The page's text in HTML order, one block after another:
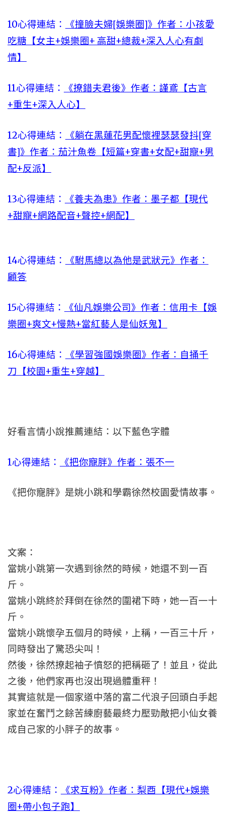
10心得連結：
《撞臉夫婦[娛樂圈]》作者：小孩愛
吃糖【女主+娛樂圈+ 高甜+總裁+深入人心有劇
情】
11心得連結：
《撩錯夫君後》作者：謹鳶【古言
+重生+深入人心】
12心得連結：
《躺在黑蓮花男配懷裡瑟瑟發抖[穿
書]》作者：茄汁魚卷【短篇+穿書+女配+甜寵+男
配+反派】
13心得連結：
《養夫為患》作者：墨子都【現代
+甜寵+網路配音+聲控+網配】
14心得連結：
《駙馬總以為他是武狀元》作者：
顧答
15心得連結：
《仙凡娛樂公司》作者：信用卡【娛
樂圈+爽文+慢熱+當紅藝人是仙妖鬼】
16心得連結：
《學習強國娛樂圈》作者：自捅千
刀【校園+重生+穿越】
好看言情小說推薦連結：以下藍色字體
1心得連結： 《把你寵胖》作者：張不一
《把你寵胖》是姚小跳和學霸徐然校園愛情故事。
文案：
當姚小跳第一次遇到徐然的時候，她還不到一百
斤。
當姚小跳終於拜倒在徐然的圍裙下時，她一百一十
斤。
當姚小跳懷孕五個月的時候，上稱，一百三十斤，
同時發出了驚恐尖叫！
然後，徐然撩起袖子憤怒的把稱砸了！並且，從此
之後，他們家再也沒出現過體重秤！
其實這就是一個家道中落的富二代浪子回頭白手起
家並在奮鬥之餘苦練廚藝最終力壓勁敵把小仙女養
成自己家的小胖子的故事。
2心得連結：
《求互粉》作者：梨酉【現代+娛樂
圈+帶小包子跑】